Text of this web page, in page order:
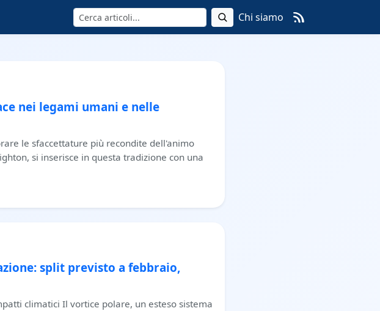
Cerca Chi siamo
nei legami umani e nelle
le sfaccettature più recondite dell'animo
si inserisce in questa tradizione con una
split previsto a febbraio,
climatici Il vortice polare, un esteso sistema